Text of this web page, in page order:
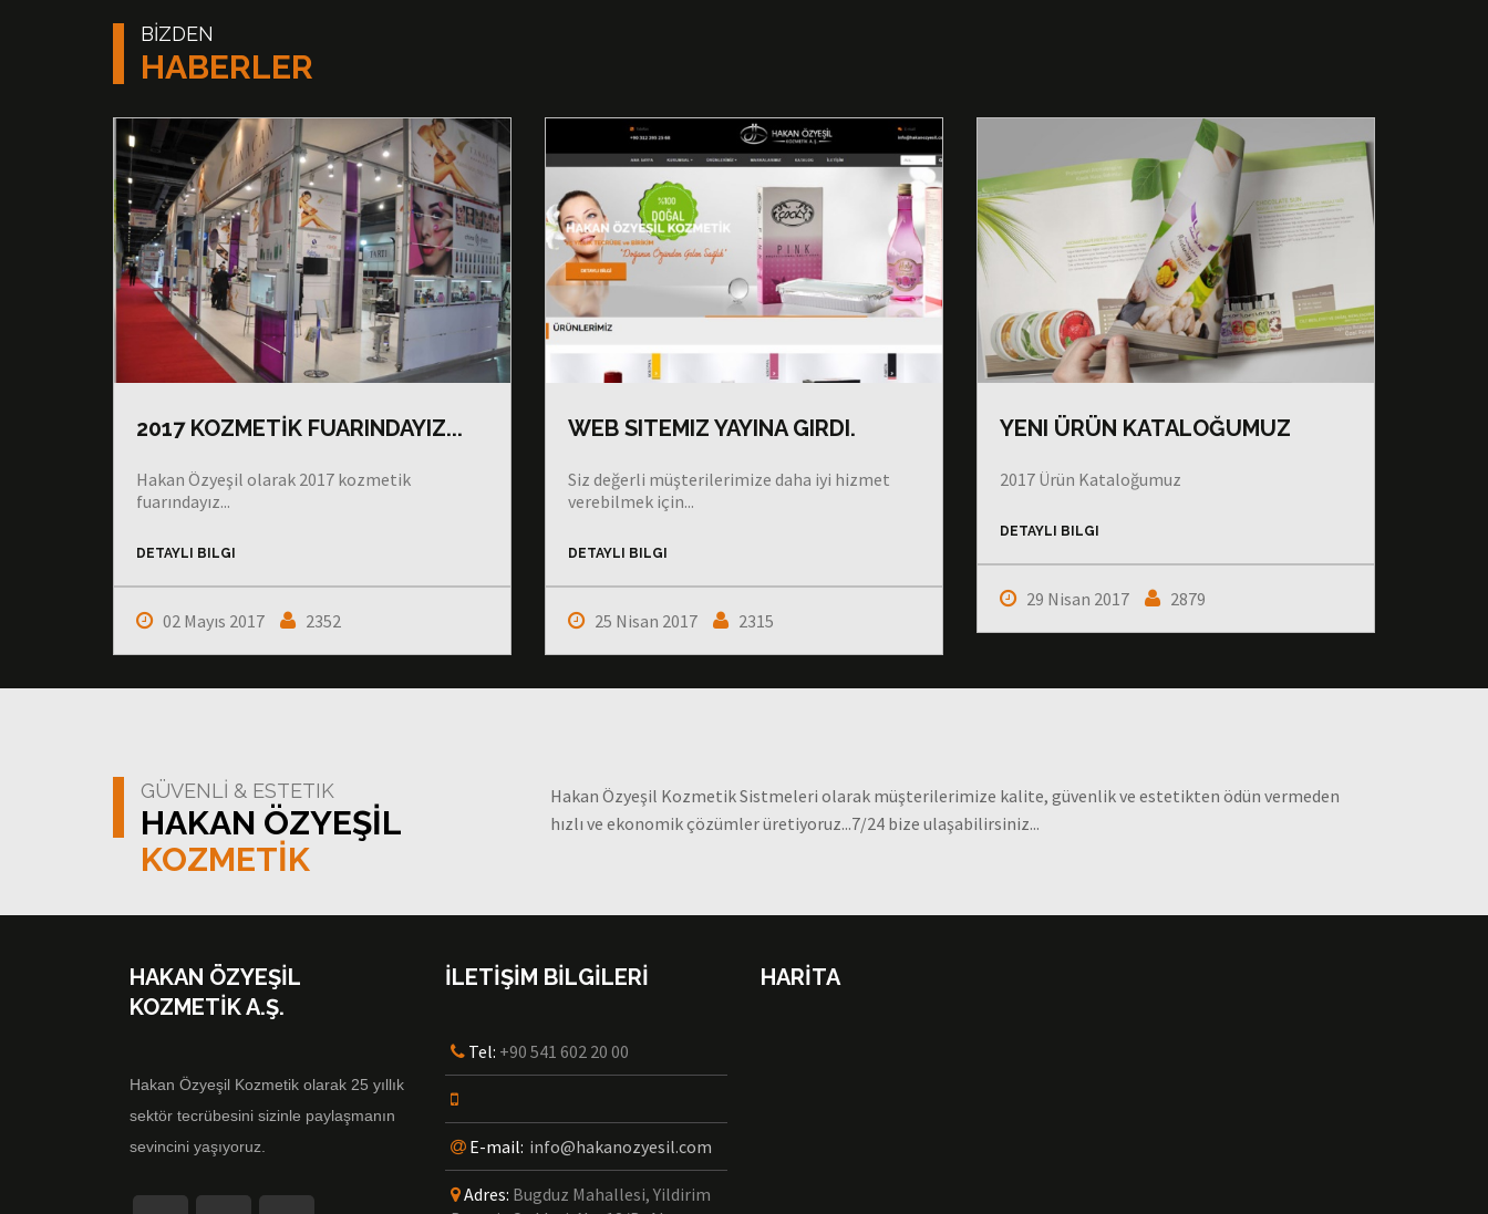
BİZDEN
HABERLER
2017 KOZMETİK FUARINDAYIZ...
Hakan Özyeşil olarak 2017 kozmetik
fuarındayız...
DETAYLI BILGI
02 Mayıs 2017 2352
WEB SITEMIZ YAYINA GIRDI.
Siz değerli müşterilerimize daha iyi hizmet
verebilmek için...
DETAYLI BILGI
25 Nisan 2017 2315
YENI ÜRÜN KATALOĞUMUZ
2017 Ürün Kataloğumuz
DETAYLI BILGI
29 Nisan 2017 2879
GÜVENLİ & ESTETIK
HAKAN ÖZYEŞİL
KOZMETİK
Hakan Özyeşil Kozmetik Sistmeleri olarak müşterilerimize kalite, güvenlik ve estetikten ödün vermeden
hızlı ve ekonomik çözümler üretiyoruz...7/24 bize ulaşabilirsiniz...
HAKAN ÖZYEŞİL
KOZMETİK A.Ş.
Hakan Özyeşil Kozmetik olarak 25 yıllık
sektör tecrübesini sizinle paylaşmanın
sevincini yaşıyoruz.
İLETİŞİM BİLGİLERİ
Tel: +90 541 602 20 00
E-mail: info@hakanozyesil.com
Adres: Bugduz Mahallesi, Yildirim
HARİTA